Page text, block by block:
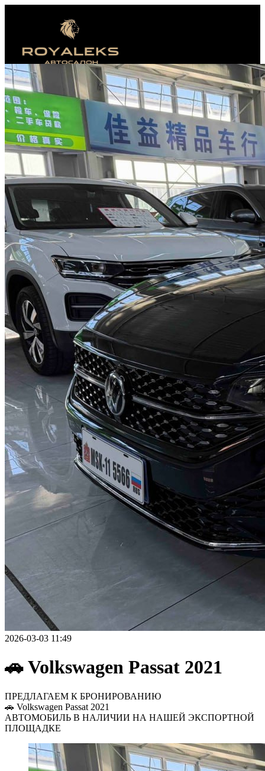
Компания
Отзывы
Новости
В наличии
Реферальная
программа
Под заказ
+7 (964) 979-77-72
2026-03-03 11:49
🚗 Volkswagen Passat 2021
ПРЕДЛАГАЕМ К БРОНИРОВАНИЮ
🚗 Volkswagen Passat 2021
АВТОМОБИЛЬ В НАЛИЧИИ НА НАШЕЙ ЭКСПОРТНОЙ
ПЛОЩАДКЕ